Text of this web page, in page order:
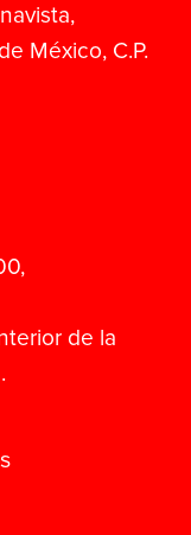
México, C.P.
de la